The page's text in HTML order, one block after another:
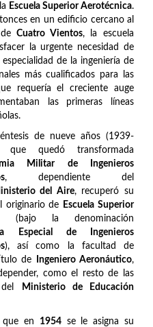
Escuela Superior Aerotécnica.
en un edificio cercano al
deCuatro Vientos, la escuela
la urgente necesidad de
de la ingeniería de
más cualificados para las
requería el creciente auge
las primeras líneas
de nueve años (1939-
que quedó transformada
Militar de Ingenieros
, dependiente del
del Aire, recuperó su
originario de
Escuela Superior
(bajo la denominación
Especial de Ingenieros
), así como la facultad de
de
Ingeniero Aeronáutico,
como el resto de las
del
Ministerio de Educación
que en 1954se le asigna su